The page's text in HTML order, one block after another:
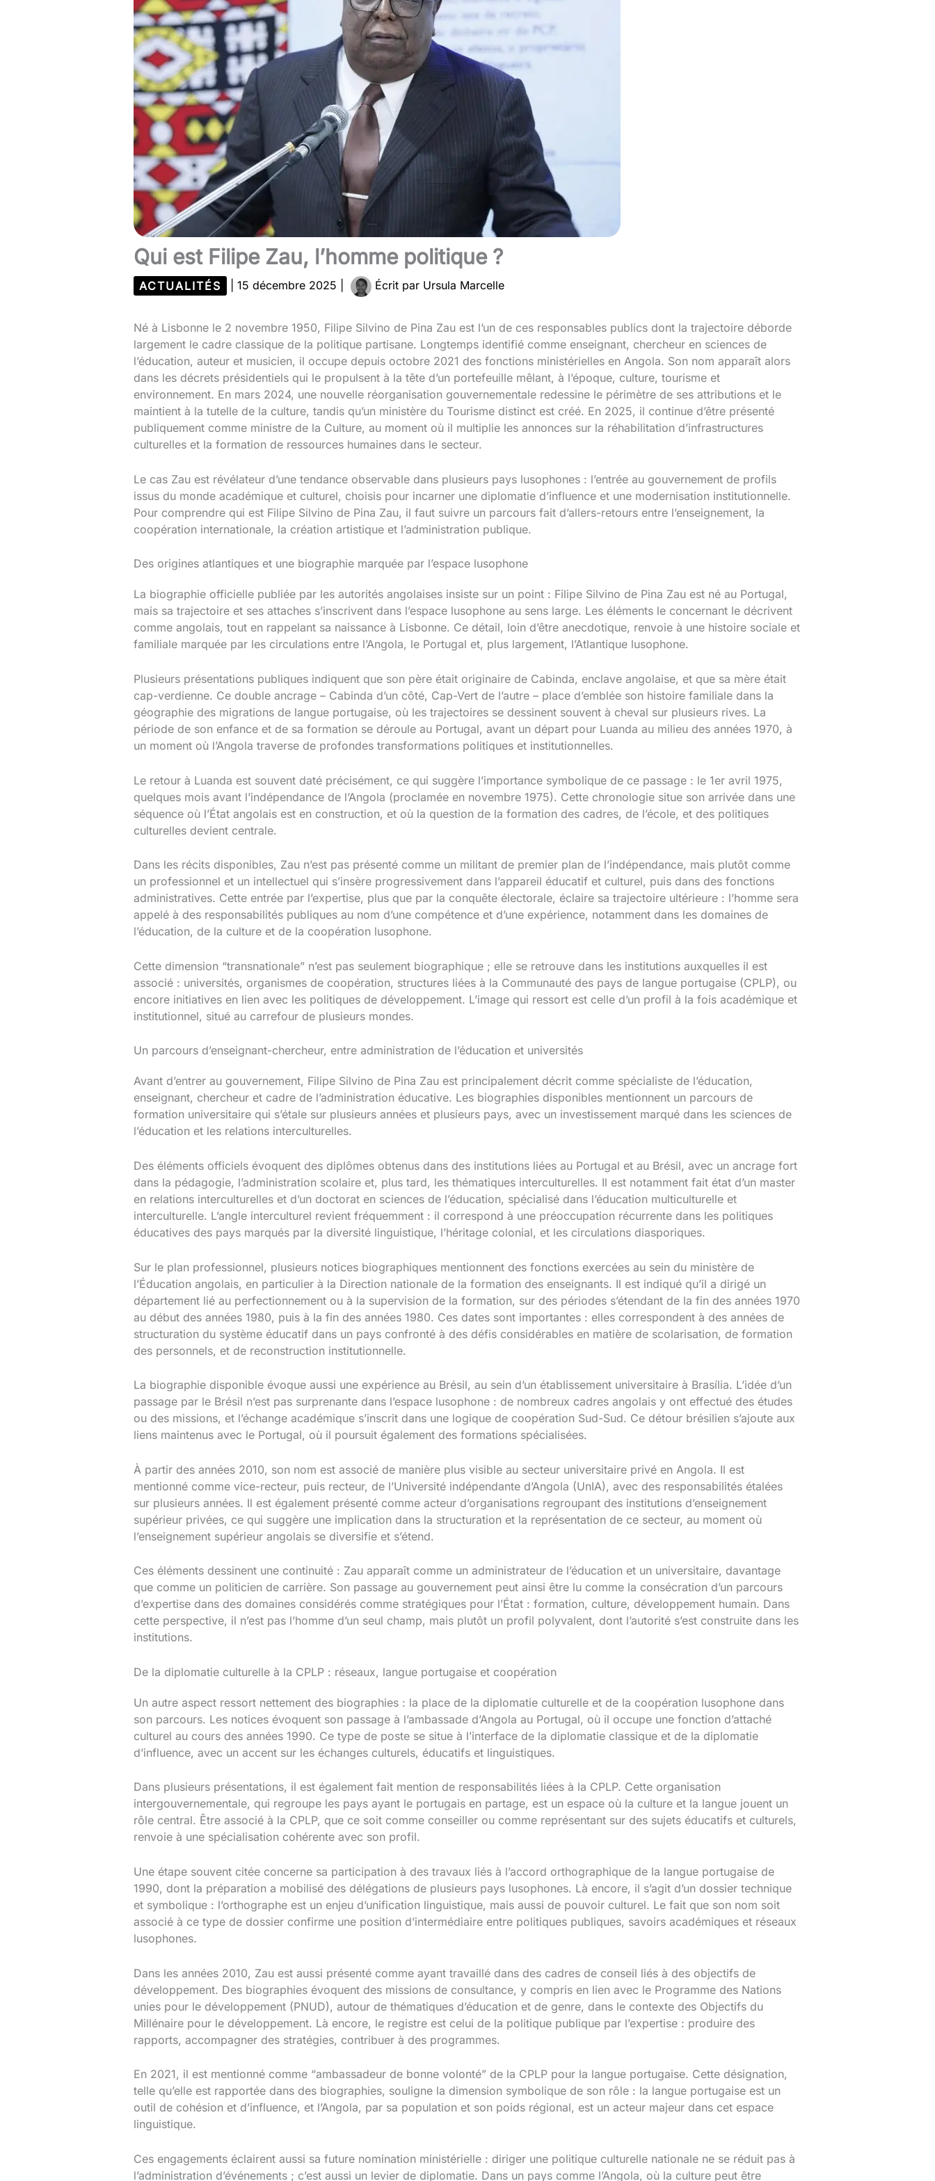
Qui est Filipe Zau, l’homme politique ?
ACTUALITÉS 15 décembre 2025 Écrit par Ursula Marcelle
Né à Lisbonne le 2 novembre 1950, Filipe Silvino de Pina Zau est l’un de ces responsables publics dont la trajectoire déborde
largement le cadre classique de la politique partisane. Longtemps identifié comme enseignant, chercheur en sciences de
l’éducation, auteur et musicien, il occupe depuis octobre 2021 des fonctions ministérielles en Angola. Son nom apparaît alors
dans les décrets présidentiels qui le propulsent à la tête d’un portefeuille mêlant, à l’époque, culture, tourisme et
environnement. En mars 2024, une nouvelle réorganisation gouvernementale redessine le périmètre de ses attributions et le
maintient à la tutelle de la culture, tandis qu’un ministère du Tourisme distinct est créé. En 2025, il continue d’être présenté
publiquement comme ministre de la Culture, au moment où il multiplie les annonces sur la réhabilitation d’infrastructures
culturelles et la formation de ressources humaines dans le secteur.
Le cas Zau est révélateur d’une tendance observable dans plusieurs pays lusophones : l’entrée au gouvernement de profils
issus du monde académique et culturel, choisis pour incarner une diplomatie d’influence et une modernisation institutionnelle.
Pour comprendre qui est Filipe Silvino de Pina Zau, il faut suivre un parcours fait d’allers-retours entre l’enseignement, la
coopération internationale, la création artistique et l’administration publique.
Des origines atlantiques et une biographie marquée par l’espace lusophone
La biographie officielle publiée par les autorités angolaises insiste sur un point : Filipe Silvino de Pina Zau est né au Portugal,
mais sa trajectoire et ses attaches s’inscrivent dans l’espace lusophone au sens large. Les éléments le concernant le décrivent
comme angolais, tout en rappelant sa naissance à Lisbonne. Ce détail, loin d’être anecdotique, renvoie à une histoire sociale et
familiale marquée par les circulations entre l’Angola, le Portugal et, plus largement, l’Atlantique lusophone.
Plusieurs présentations publiques indiquent que son père était originaire de Cabinda, enclave angolaise, et que sa mère était
cap-verdienne. Ce double ancrage – Cabinda d’un côté, Cap-Vert de l’autre – place d’emblée son histoire familiale dans la
géographie des migrations de langue portugaise, où les trajectoires se dessinent souvent à cheval sur plusieurs rives. La
période de son enfance et de sa formation se déroule au Portugal, avant un départ pour Luanda au milieu des années 1970, à
un moment où l’Angola traverse de profondes transformations politiques et institutionnelles.
Le retour à Luanda est souvent daté précisément, ce qui suggère l’importance symbolique de ce passage : le 1er avril 1975,
quelques mois avant l’indépendance de l’Angola (proclamée en novembre 1975). Cette chronologie situe son arrivée dans une
séquence où l’État angolais est en construction, et où la question de la formation des cadres, de l’école, et des politiques
culturelles devient centrale.
Dans les récits disponibles, Zau n’est pas présenté comme un militant de premier plan de l’indépendance, mais plutôt comme
un professionnel et un intellectuel qui s’insère progressivement dans l’appareil éducatif et culturel, puis dans des fonctions
administratives. Cette entrée par l’expertise, plus que par la conquête électorale, éclaire sa trajectoire ultérieure : l’homme sera
appelé à des responsabilités publiques au nom d’une compétence et d’une expérience, notamment dans les domaines de
l’éducation, de la culture et de la coopération lusophone.
Cette dimension “transnationale” n’est pas seulement biographique ; elle se retrouve dans les institutions auxquelles il est
associé : universités, organismes de coopération, structures liées à la Communauté des pays de langue portugaise (CPLP), ou
encore initiatives en lien avec les politiques de développement. L’image qui ressort est celle d’un profil à la fois académique et
institutionnel, situé au carrefour de plusieurs mondes.
Un parcours d’enseignant-chercheur, entre administration de l’éducation et universités
Avant d’entrer au gouvernement, Filipe Silvino de Pina Zau est principalement décrit comme spécialiste de l’éducation,
enseignant, chercheur et cadre de l’administration éducative. Les biographies disponibles mentionnent un parcours de
formation universitaire qui s’étale sur plusieurs années et plusieurs pays, avec un investissement marqué dans les sciences de
l’éducation et les relations interculturelles.
Des éléments officiels évoquent des diplômes obtenus dans des institutions liées au Portugal et au Brésil, avec un ancrage fort
dans la pédagogie, l’administration scolaire et, plus tard, les thématiques interculturelles. Il est notamment fait état d’un master
en relations interculturelles et d’un doctorat en sciences de l’éducation, spécialisé dans l’éducation multiculturelle et
interculturelle. L’angle interculturel revient fréquemment : il correspond à une préoccupation récurrente dans les politiques
éducatives des pays marqués par la diversité linguistique, l’héritage colonial, et les circulations diasporiques.
Sur le plan professionnel, plusieurs notices biographiques mentionnent des fonctions exercées au sein du ministère de
l’Éducation angolais, en particulier à la Direction nationale de la formation des enseignants. Il est indiqué qu’il a dirigé un
département lié au perfectionnement ou à la supervision de la formation, sur des périodes s’étendant de la fin des années 1970
au début des années 1980, puis à la fin des années 1980. Ces dates sont importantes : elles correspondent à des années de
structuration du système éducatif dans un pays confronté à des défis considérables en matière de scolarisation, de formation
des personnels, et de reconstruction institutionnelle.
La biographie disponible évoque aussi une expérience au Brésil, au sein d’un établissement universitaire à Brasília. L’idée d’un
passage par le Brésil n’est pas surprenante dans l’espace lusophone : de nombreux cadres angolais y ont effectué des études
ou des missions, et l’échange académique s’inscrit dans une logique de coopération Sud-Sud. Ce détour brésilien s’ajoute aux
liens maintenus avec le Portugal, où il poursuit également des formations spécialisées.
À partir des années 2010, son nom est associé de manière plus visible au secteur universitaire privé en Angola. Il est
mentionné comme vice-recteur, puis recteur, de l’Université indépendante d’Angola (UnIA), avec des responsabilités étalées
sur plusieurs années. Il est également présenté comme acteur d’organisations regroupant des institutions d’enseignement
supérieur privées, ce qui suggère une implication dans la structuration et la représentation de ce secteur, au moment où
l’enseignement supérieur angolais se diversifie et s’étend.
Ces éléments dessinent une continuité : Zau apparaît comme un administrateur de l’éducation et un universitaire, davantage
que comme un politicien de carrière. Son passage au gouvernement peut ainsi être lu comme la consécration d’un parcours
d’expertise dans des domaines considérés comme stratégiques pour l’État : formation, culture, développement humain. Dans
cette perspective, il n’est pas l’homme d’un seul champ, mais plutôt un profil polyvalent, dont l’autorité s’est construite dans les
institutions.
De la diplomatie culturelle à la CPLP : réseaux, langue portugaise et coopération
Un autre aspect ressort nettement des biographies : la place de la diplomatie culturelle et de la coopération lusophone dans
son parcours. Les notices évoquent son passage à l’ambassade d’Angola au Portugal, où il occupe une fonction d’attaché
culturel au cours des années 1990. Ce type de poste se situe à l’interface de la diplomatie classique et de la diplomatie
d’influence, avec un accent sur les échanges culturels, éducatifs et linguistiques.
Dans plusieurs présentations, il est également fait mention de responsabilités liées à la CPLP. Cette organisation
intergouvernementale, qui regroupe les pays ayant le portugais en partage, est un espace où la culture et la langue jouent un
rôle central. Être associé à la CPLP, que ce soit comme conseiller ou comme représentant sur des sujets éducatifs et culturels,
renvoie à une spécialisation cohérente avec son profil.
Une étape souvent citée concerne sa participation à des travaux liés à l’accord orthographique de la langue portugaise de
1990, dont la préparation a mobilisé des délégations de plusieurs pays lusophones. Là encore, il s’agit d’un dossier technique
et symbolique : l’orthographe est un enjeu d’unification linguistique, mais aussi de pouvoir culturel. Le fait que son nom soit
associé à ce type de dossier confirme une position d’intermédiaire entre politiques publiques, savoirs académiques et réseaux
lusophones.
Dans les années 2010, Zau est aussi présenté comme ayant travaillé dans des cadres de conseil liés à des objectifs de
développement. Des biographies évoquent des missions de consultance, y compris en lien avec le Programme des Nations
unies pour le développement (PNUD), autour de thématiques d’éducation et de genre, dans le contexte des Objectifs du
Millénaire pour le développement. Là encore, le registre est celui de la politique publique par l’expertise : produire des
rapports, accompagner des stratégies, contribuer à des programmes.
En 2021, il est mentionné comme “ambassadeur de bonne volonté” de la CPLP pour la langue portugaise. Cette désignation,
telle qu’elle est rapportée dans des biographies, souligne la dimension symbolique de son rôle : la langue portugaise est un
outil de cohésion et d’influence, et l’Angola, par sa population et son poids régional, est un acteur majeur dans cet espace
linguistique.
Ces engagements éclairent aussi sa future nomination ministérielle : diriger une politique culturelle nationale ne se réduit pas à
l’administration d’événements ; c’est aussi un levier de diplomatie. Dans un pays comme l’Angola, où la culture peut être